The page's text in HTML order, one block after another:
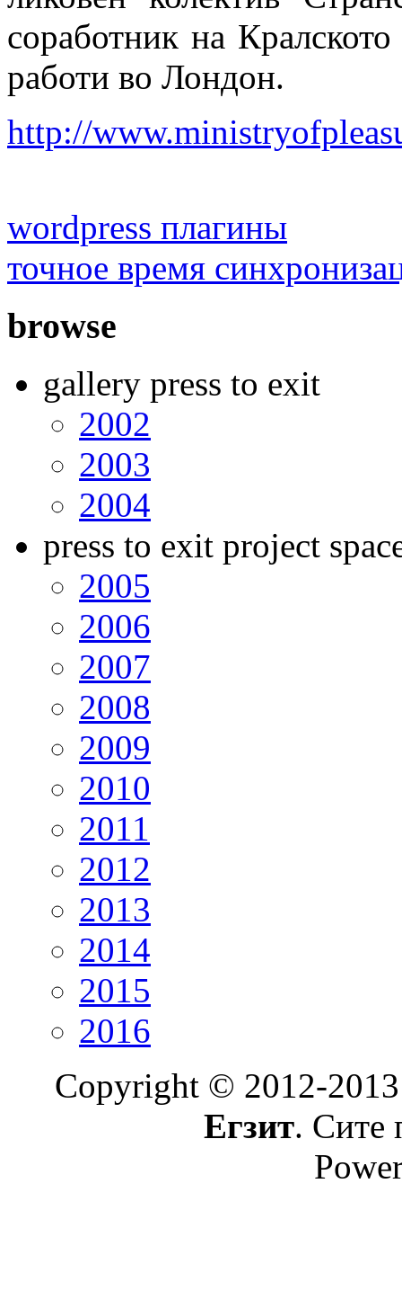
соработник на
работи во Лондон.
http://
wordpress плагины
точное время
browse
gallery press to exit
2002
2003
2004
press to exit project
2005
2006
2007
2008
2009
2010
2011
2012
2013
2014
2015
2016
Copyright © 2012-
Егзит. Сите